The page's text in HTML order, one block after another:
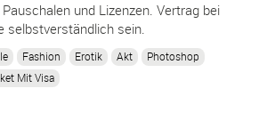
und Lizenzen. Vertrag bei
selbstverständlich sein.
Fashion Erotik Akt
Photoshop
Mit Visa